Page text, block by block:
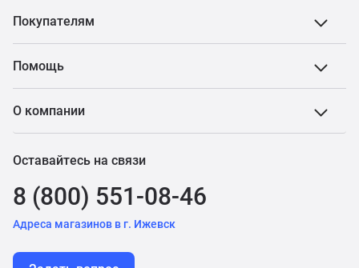
Покупателям
Помощь
О компании
Оставайтесь на связи
8 (800) 551-08-46
Адреса магазинов в г. Ижевск